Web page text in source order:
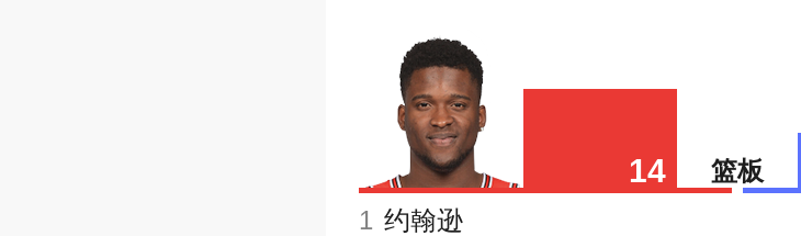
14
1 约翰逊
篮板